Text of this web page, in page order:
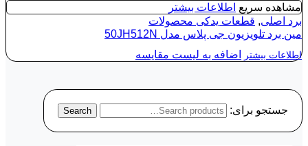
مشاهده سریع اطلاعات بیشتر
برد اصلی, قطعات یدکی محصولات
مین برد تلویزیون جی پلاس مدل 50JH512N
اطلاعات بیشتر اضافه به لیست مقایسه
جستجو برای: Search